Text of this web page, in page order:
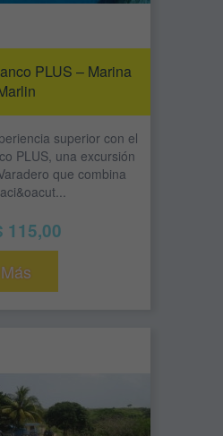
PLUS – Marina
superior con el
PLUS, una excursión
que combina
115,00
Más